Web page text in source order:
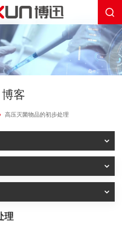
博客
高压灭菌物品的初步处理
理